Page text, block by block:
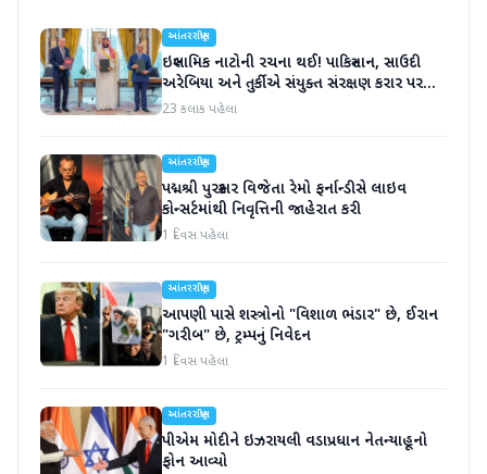
આંતરરાષ્ટ્રીય
ઇસ્લામિક નાટોની રચના થઈ! પાકિસ્તાન, સાઉદી
અરેબિયા અને તુર્કીએ સંયુક્ત સંરક્ષણ કરાર પર
હસ્તાક્ષર
23 કલાક પહેલા
આંતરરાષ્ટ્રીય
પદ્મશ્રી પુરસ્કાર વિજેતા રેમો ફર્નાન્ડીસે લાઇવ
કોન્સર્ટમાંથી નિવૃત્તિની જાહેરાત કરી
1 દિવસ પહેલા
આંતરરાષ્ટ્રીય
આપણી પાસે શસ્ત્રોનો "વિશાળ ભંડાર" છે, ઈરાન
"ગરીબ" છે, ટ્રમ્પનું નિવેદન
1 દિવસ પહેલા
આંતરરાષ્ટ્રીય
પીએમ મોદીને ઇઝરાયલી વડાપ્રધાન નેતન્યાહૂનો
ફોન આવ્યો